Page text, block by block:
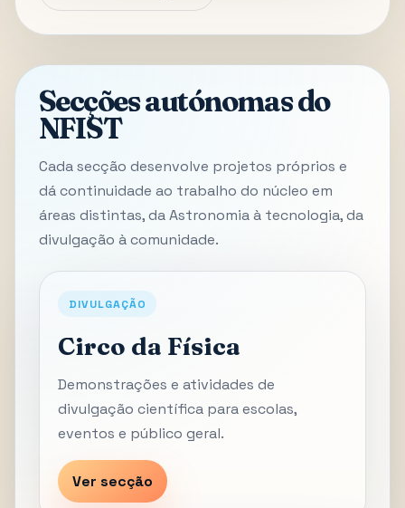
Secções autónomas do
NFIST
Cada secção desenvolve projetos próprios e
dá continuidade ao trabalho do núcleo em
áreas distintas, da Astronomia à tecnologia, da
divulgação à comunidade.
DIVULGAÇÃO
Circo da Física
Demonstrações e atividades de
divulgação científica para escolas,
eventos e público geral.
Ver secção